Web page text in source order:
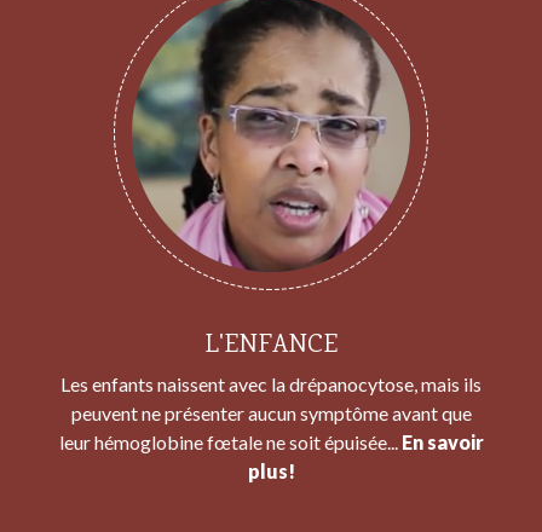
L'ENFANCE
Les enfants naissent avec la drépanocytose, mais ils
peuvent ne présenter aucun symptôme avant que
leur hémoglobine fœtale ne soit épuisée... En savoir
plus!